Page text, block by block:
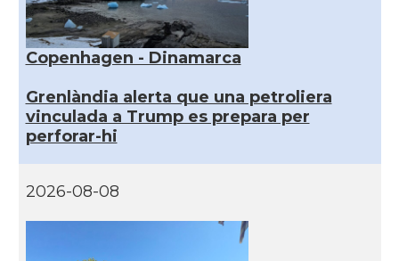
Copenhagen - Dinamarca
Grenlàndia alerta que una petroliera
vinculada a Trump es prepara per
perforar-hi
2026-08-08